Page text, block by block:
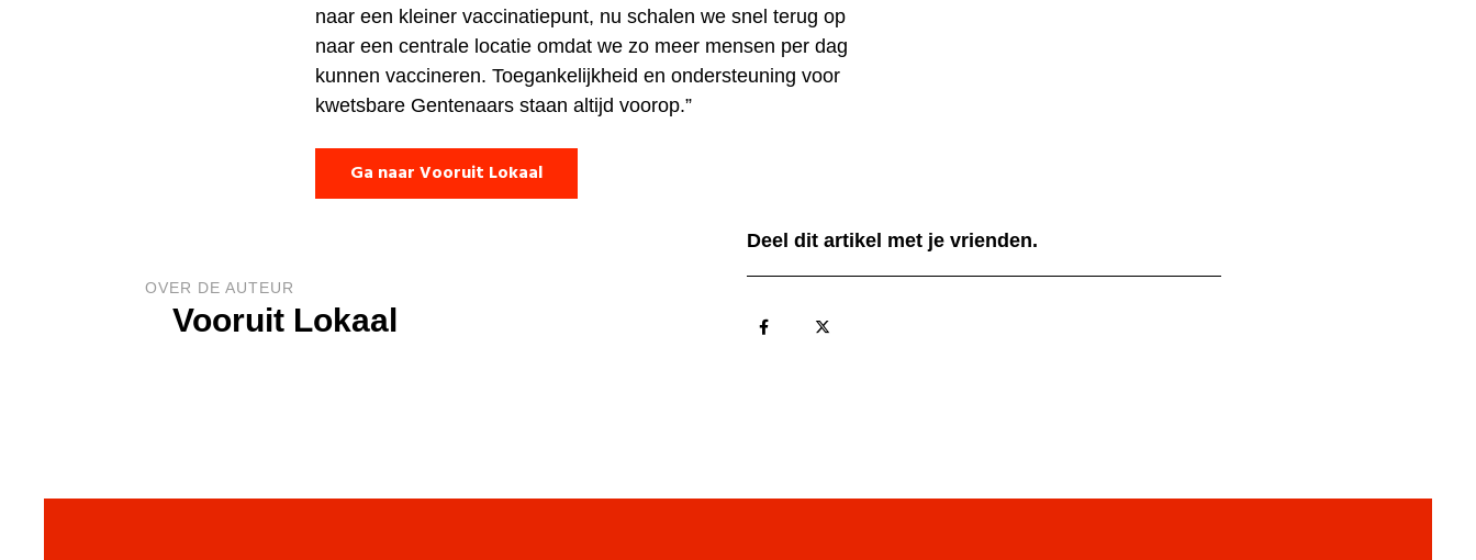
naar een kleiner vaccinatiepunt, nu schalen we snel terug op
naar een centrale locatie omdat we zo meer mensen per dag
kunnen vaccineren. Toegankelijkheid en ondersteuning voor
kwetsbare Gentenaars staan altijd voorop.”
Ga naar Vooruit Lokaal
OVER DE AUTEUR
Vooruit Lokaal
Deel dit artikel met je vrienden.